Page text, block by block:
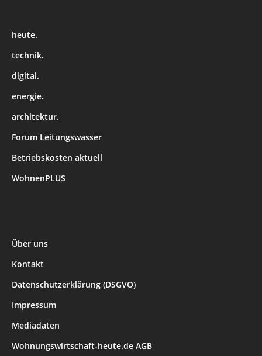
heute.
technik.
digital.
energie.
architektur.
Forum Leitungswasser
Betriebskosten aktuell
WohnenPLUS
Über uns
Kontakt
Datenschutzerklärung (DSGVO)
Impressum
Mediadaten
Wohnungswirtschaft-heute.de AGB